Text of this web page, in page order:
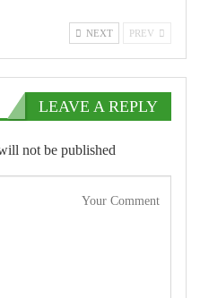
NEXT
LEAVE A REPLY
not be published.